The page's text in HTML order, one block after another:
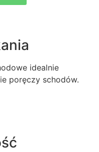
idealnie
poręczy schodów.